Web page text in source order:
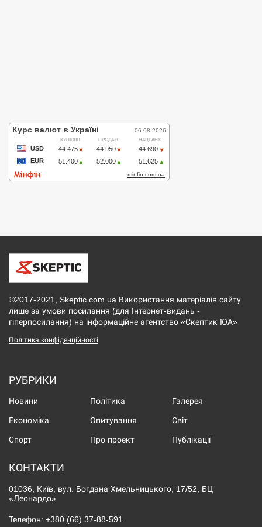
©2017-2021, Skeptic.com.ua Використання матеріалів сайту
лише за умови посилання (для Інтернет-видань -
гіперпосилання) на інформаційне агентство «Скептик ЮА»
Політика конфіденційності
РУБРИКИ
Новини Політика Галерея
Економіка Опитування Світ
Спорт Про проект Публікації
КОНТАКТИ
01036, Київ, вул. Богдана Хмельницького, 17/52, БЦ
«Леонардо»
Телефон: +380 (66) 37-88-591